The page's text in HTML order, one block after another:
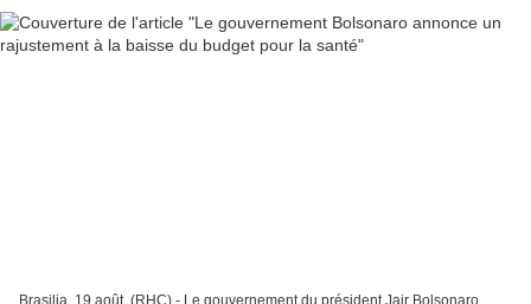
Brasilia, 19 août, (RHC).- Le gouvernement du président Jair Bolsonaro